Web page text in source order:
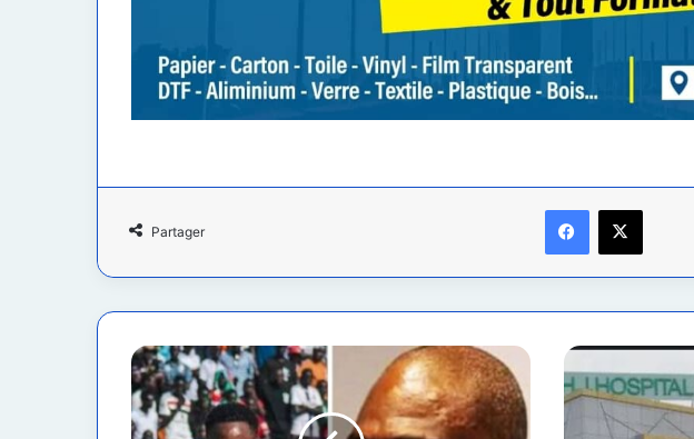
Partager
Facebook
X
Sport
:
Un
pays
Santé
:
À
Kinshasa